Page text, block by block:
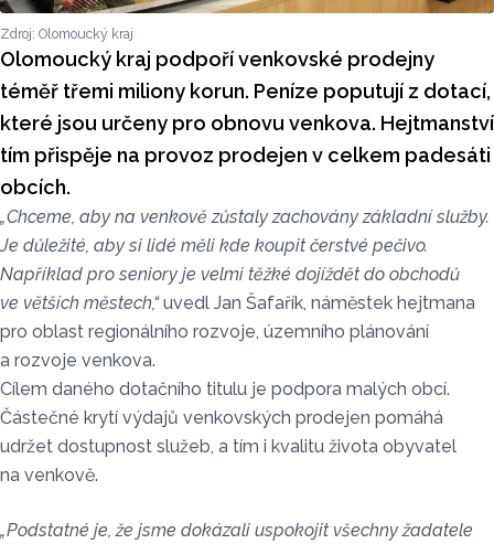
Zdroj: Olomoucký kraj
Olomoucký kraj podpoří venkovské prodejny
téměř třemi miliony korun. Peníze poputují z dotací,
které jsou určeny pro obnovu venkova. Hejtmanství
tím přispěje na provoz prodejen v celkem padesáti
obcích.
„Chceme, aby na venkově zůstaly zachovány základní služby.
Je důležité, aby si lidé měli kde koupit čerstvé pečivo.
Například pro seniory je velmi těžké dojíždět do obchodů
ve větších městech,“uvedl Jan Šafařík, náměstek hejtmana
pro oblast regionálního rozvoje, územního plánování
a rozvoje venkova.
Cílem daného dotačního titulu je podpora malých obcí.
Částečné krytí výdajů venkovských prodejen pomáhá
udržet dostupnost služeb, a tím i kvalitu života obyvatel
na venkově.
„Podstatné je, že jsme dokázali uspokojit všechny žadatele